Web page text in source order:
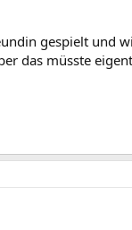
gespielt und
das müsste